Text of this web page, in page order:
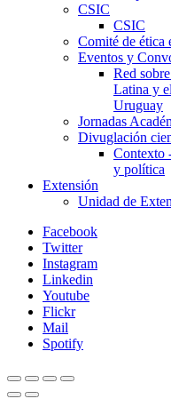
CSIC
CSIC
Comité de ética
Eventos y
Red
Latina y
Uruguay
Jornadas
Divuglación
Contexto
y política
Extensión
Unidad de
Facebook
Twitter
Instagram
Linkedin
Youtube
Flickr
Mail
Spotify